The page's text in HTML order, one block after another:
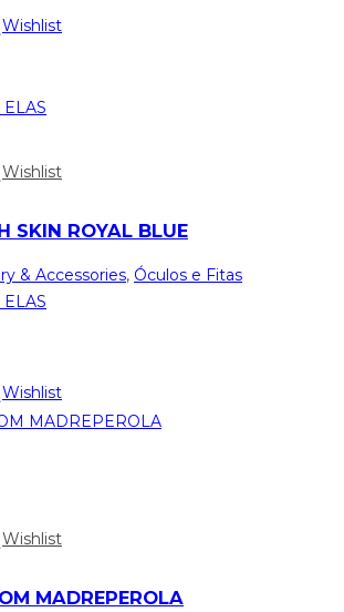
Wishlist
Wishlist
SKIN ROYAL BLUE
& Accessories, Óculos e Fitas
Wishlist
Wishlist
MADREPEROLA